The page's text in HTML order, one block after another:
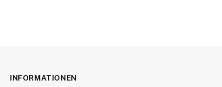
INFORMATIONEN